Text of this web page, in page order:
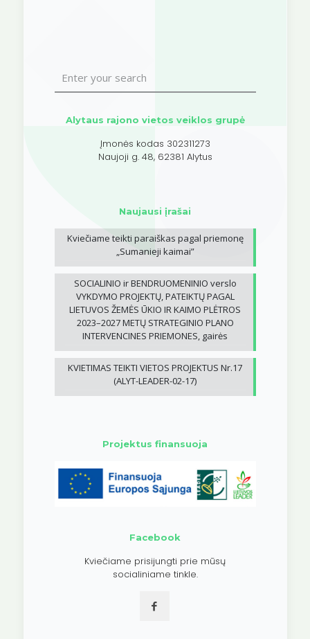
Alytaus rajono vietos veiklos grupė
Įmonės kodas 302311273
Naujoji g. 48, 62381 Alytus
Naujausi įrašai
Kviečiame teikti paraiškas pagal priemonę
„Sumanieji kaimai”
SOCIALINIO ir BENDRUOMENINIO verslo
VYKDYMO PROJEKTŲ, PATEIKTŲ PAGAL
LIETUVOS ŽEMĖS ŪKIO IR KAIMO PLĖTROS
2023–2027 METŲ STRATEGINIO PLANO
INTERVENCINES PRIEMONES, gairės
KVIETIMAS TEIKTI VIETOS PROJEKTUS Nr.17
(ALYT-LEADER-02-17)
Projektus finansuoja
Facebook
Kviečiame prisijungti prie mūsų
socialiniame tinkle.